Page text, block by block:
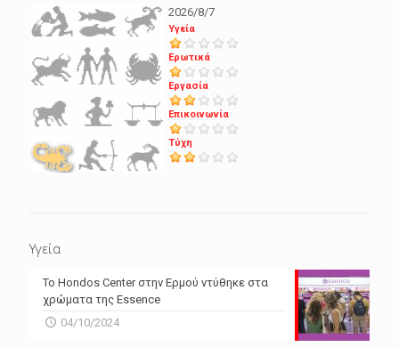
2026/8/7
Υγεία
Ερωτικά
Εργασία
Επικοινωνία
Τύχη
Υγεία
Το Hondos Center στην Ερμού ντύθηκε στα
χρώματα της Essence
04/10/2024